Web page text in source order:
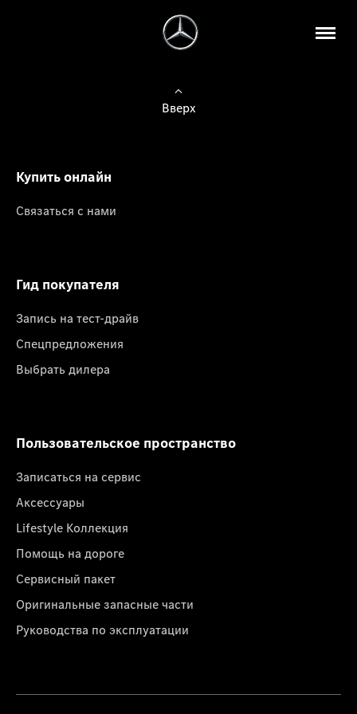
Вверх
Купить онлайн
Связаться с нами
Гид покупателя
Запись на тест-драйв
Спецпредложения
Выбрать дилера
Пользовательское пространство
Записаться на сервис
Аксессуары
Lifestyle Коллекция
Помощь на дороге
Сервисный пакет
Оригинальные запасные части
Руководства по эксплуатации